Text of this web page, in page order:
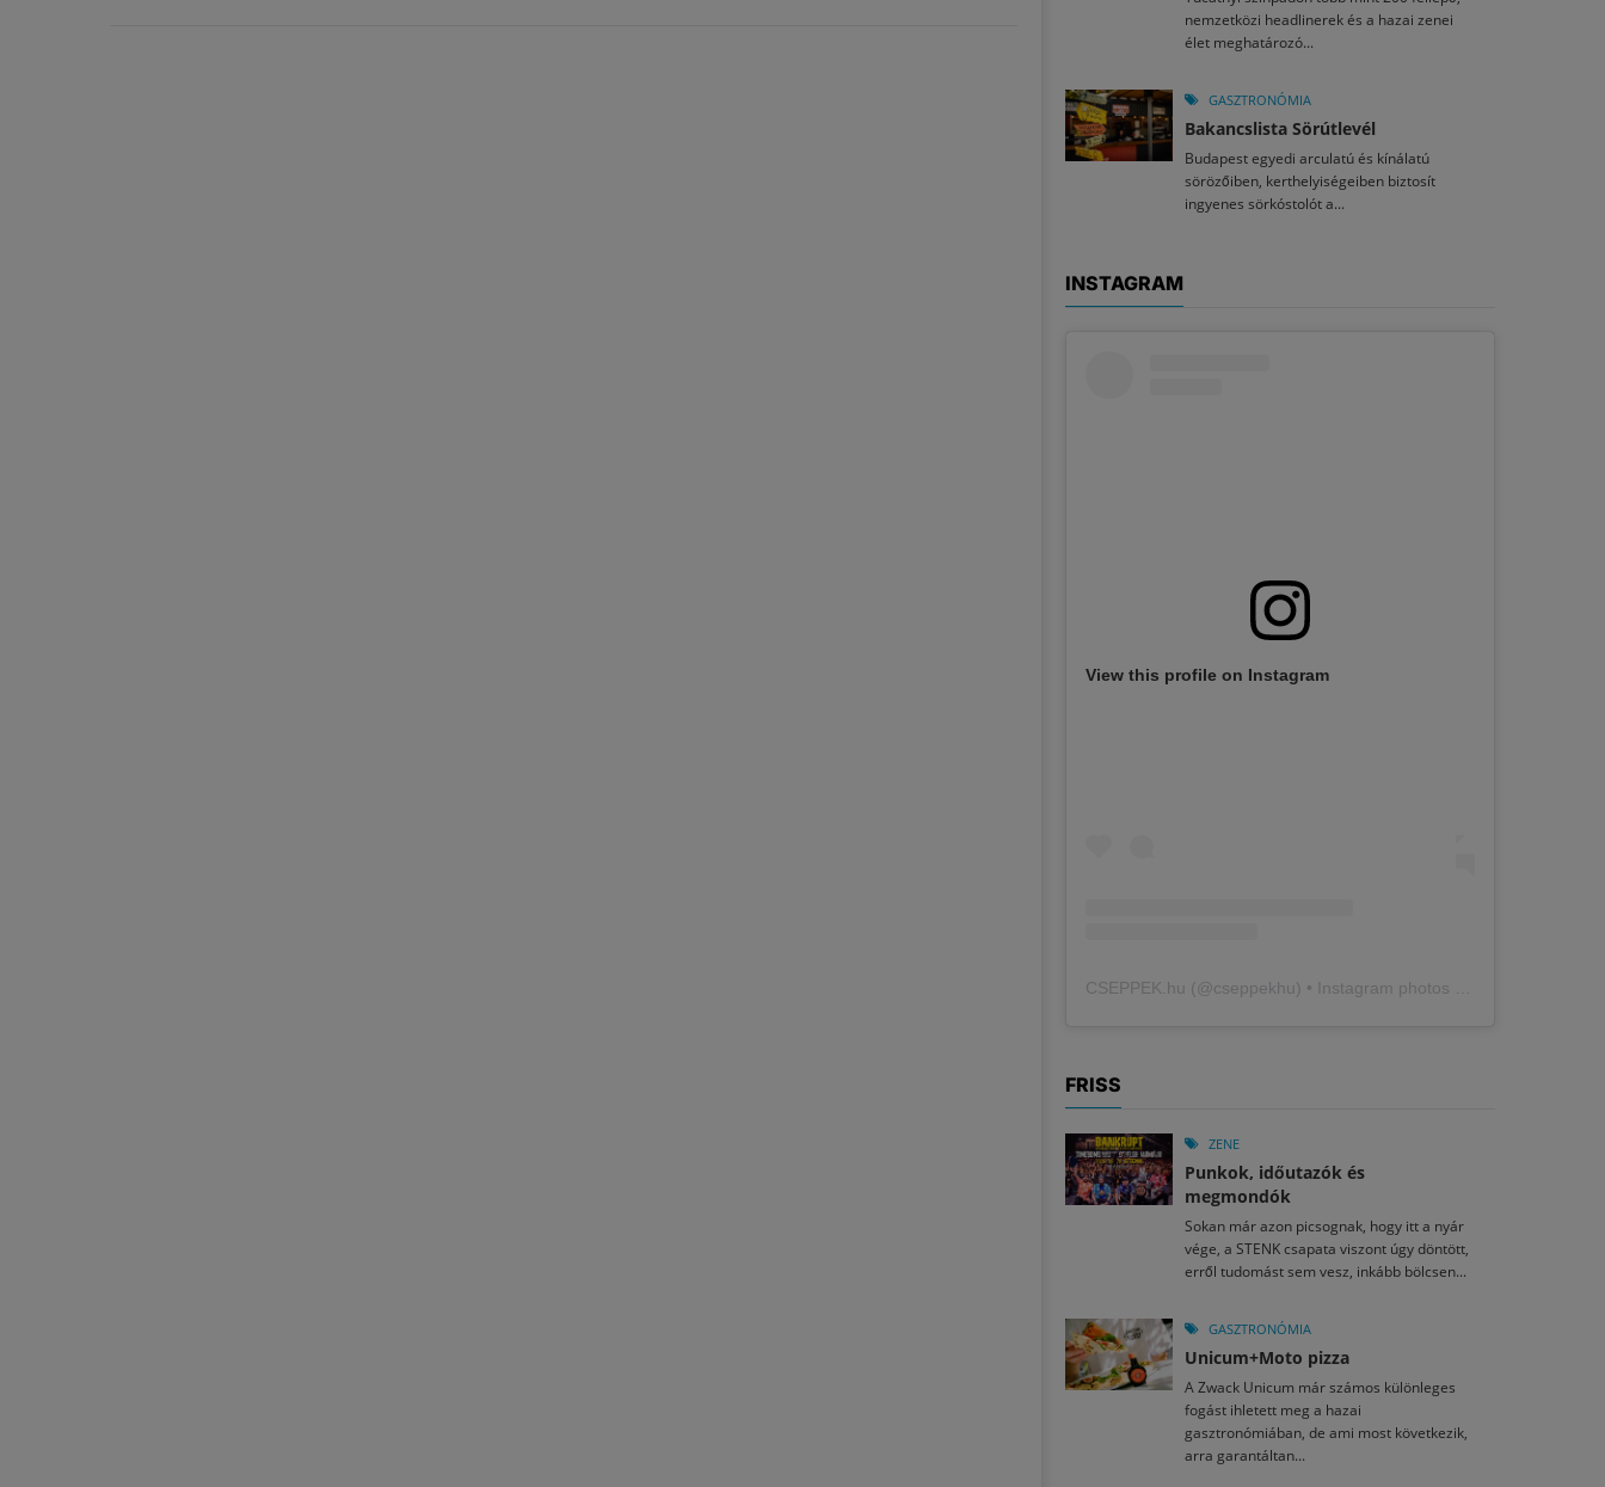
nemzetközi headlinerek és a hazai zenei
élet meghatározó...
GASZTRONÓMIA
Bakancslista Sörútlevél
Budapest egyedi arculatú és kínálatú
sörözőiben, kerthelyiségeiben biztosít
ingyenes sörkóstolót a...
INSTAGRAM
View this profile on Instagram
CSEPPEK.hu (@cseppekhu ) • Instagram photos and videos
FRISS
ZENE
Punkok, időutazók és
megmondók
Sokan már azon picsognak, hogy itt a nyár
vége, a STENK csapata viszont úgy döntött,
erről tudomást sem vesz, inkább bölcsen...
GASZTRONÓMIA
Unicum+Moto pizza
A Zwack Unicum már számos különleges
fogást ihletett meg a hazai
gasztronómiában, de ami most következik,
arra garantáltan...